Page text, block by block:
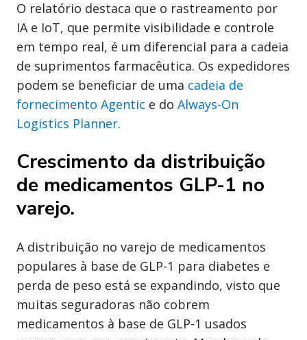
O relatório destaca que o rastreamento por
IA e IoT, que permite visibilidade e controle
em tempo real, é um diferencial para a cadeia
de suprimentos farmacêutica. Os expedidores
podem se beneficiar de uma cadeia de
fornecimento Agentic e do Always-On
Logistics Planner.
Crescimento da distribuição
de medicamentos GLP-1 no
varejo.
A distribuição no varejo de medicamentos
populares à base de GLP-1 para diabetes e
perda de peso está se expandindo, visto que
muitas seguradoras não cobrem
medicamentos à base de GLP-1 usados